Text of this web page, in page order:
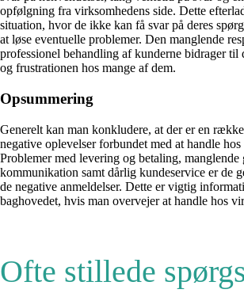
opfølgning fra virksomhedens side. Dette
situation, hvor de ikke kan få svar på deres
at løse eventuelle problemer. Den manglende
professionel behandling af kunderne bidrager til
og frustrationen hos mange af dem.
Opsummering
Generelt kan man konkludere, at der er en
negative oplevelser forbundet med at handle
Problemer med levering og betaling, manglende
kommunikation samt dårlig kundeservice er de
de negative anmeldelser. Dette er vigtig
baghovedet, hvis man overvejer at handle hos
Ofte stillede